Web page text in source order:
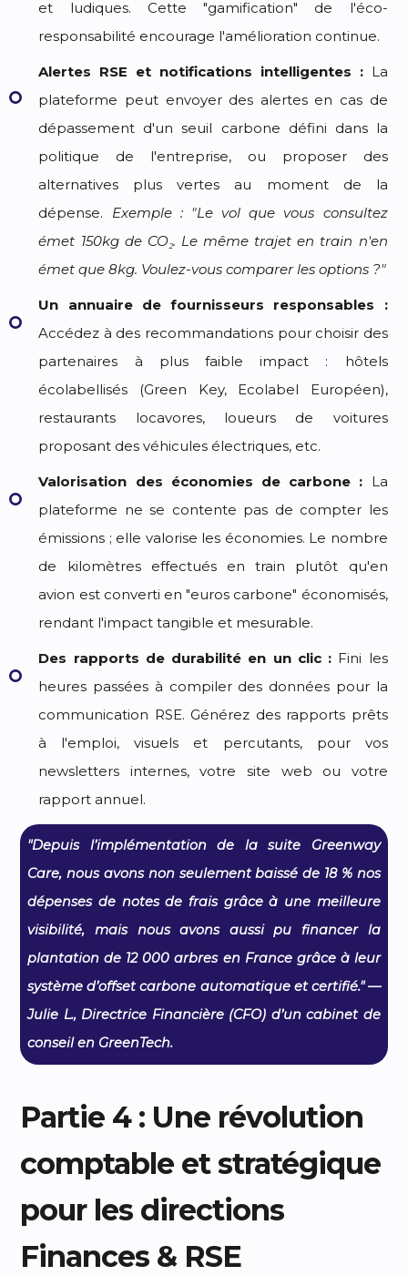
et ludiques. Cette "gamification" de l'éco-
responsabilité encourage l'amélioration continue.
Alertes RSE et notifications intelligentes :La
plateforme peut envoyer des alertes en cas de
dépassement d'un seuil carbone défini dans la
politique de l'entreprise, ou proposer des
alternatives plus vertes au moment de la
dépense. Exemple : "Le vol que vous consultez
émet 150kg de CO₂. Le même trajet en train n'en
émet que 8kg. Voulez-vous comparer les options ?"
Un annuaire de fournisseurs responsables :
Accédez à des recommandations pour choisir des
partenaires à plus faible impact : hôtels
écolabellisés (Green Key, Ecolabel Européen),
restaurants locavores, loueurs de voitures
proposant des véhicules électriques, etc.
Valorisation des économies de carbone : La
plateforme ne se contente pas de compter les
émissions ; elle valorise les économies. Le nombre
de kilomètres effectués en train plutôt qu'en
avion est converti en "euros carbone" économisés,
rendant l'impact tangible et mesurable.
Des rapports de durabilité en un clic : Fini les
heures passées à compiler des données pour la
communication RSE. Générez des rapports prêts
à l'emploi, visuels et percutants, pour vos
newsletters internes, votre site web ou votre
rapport annuel.
"Depuis l’implémentation de la suite Greenway
Care, nous avons non seulement baissé de 18 % nos
dépenses de notes de frais grâce à une meilleure
visibilité, mais nous avons aussi pu financer la
plantation de 12 000 arbres en France grâce à leur
système d’offset carbone automatique et certifié." —
Julie L., Directrice Financière (CFO) d’un cabinet de
conseil en GreenTech.
Partie 4 : Une révolution
comptable et stratégique
pour les directions
Finances & RSE